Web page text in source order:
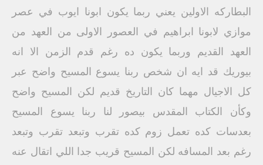
البطاركه الاولين يعني ربما يكون ابونا ايوب في عصر
موازي لابونا ابراهيم في العصور الاولى من العهد من
العهد القديم وربما يكون ده رغم قدم الزمن الا انه
بيوريك قد ايه ان شخص ربنا يسوع المسيح واضح عبر
كل الاجيال مهما كان التاريخ قديم لكن المسيح واضح
وكأن الكتاب المقدس بيصور لنا ربنا يسوع المسيح
بعدسات كده تعمل زوم كده تقرب وتبعد تقرب وتبعد
رغم بعد المسافه لكن المسيح قريب جدا اللي اتقال عنه